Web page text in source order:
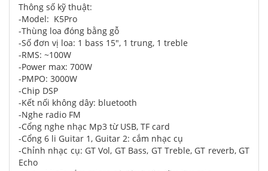
Thông số kỹ thuật:
-Model: K5Pro
-Thùng loa đóng bằng gỗ
-Số đơn vị loa: 1 bass 15", 1 trung, 1 treble
-RMS: ~100W
-Power max: 700W
-PMPO: 3000W
-Chip DSP
-Kết nối không dây: bluetooth
-Nghe radio FM
-Cổng nghe nhạc Mp3 từ USB, TF card
-Cổng 6 li Guitar 1, Guitar 2: cắm nhạc cụ
-Chỉnh nhạc cụ: GT Vol, GT Bass, GT Treble, GT reverb, GT
Echo